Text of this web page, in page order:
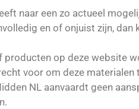
naar een zo actueel
en of onjuist zijn, dan
op deze website
voor om deze
NL aanvaardt geen